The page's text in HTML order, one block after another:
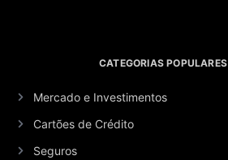
CATEGORIAS POPULARES
Mercado e Investimentos
Cartões de Crédito
Seguros